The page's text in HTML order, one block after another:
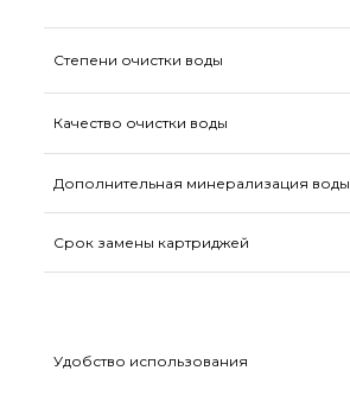
Степени очистки воды
Качество очистки воды
Дополнительная минерализация воды
Срок замены картриджей
Удобство использования